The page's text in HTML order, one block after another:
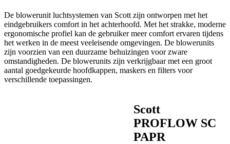
De blowerunit luchtsystemen van Scott zijn ontworpen met het
eindgebruikers comfort in het achterhoofd. Met het strakke, moderne
ergonomische profiel kan de gebruiker meer comfort ervaren tijdens
het werken in de meest veeleisende omgevingen. De blowerunits
zijn voorzien van een duurzame behuizingen voor zware
omstandigheden. De blowerunits zijn verkrijgbaar met een groot
aantal goedgekeurde hoofdkappen, maskers en filters voor
verschillende toepassingen.
Scott
PROFLOW SC
PAPR